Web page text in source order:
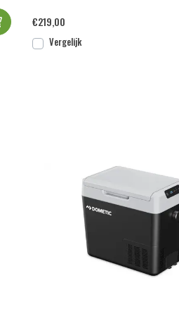
Dometic TropiCool TCX 14
€219,00
Vergelijk